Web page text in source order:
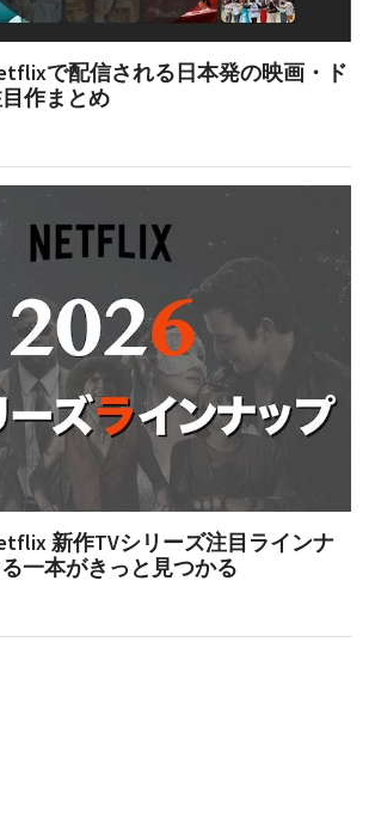
で配信される日本発の映画・ド
作まとめ
新作TVシリーズ注目ラインナ
一本がきっと見つかる